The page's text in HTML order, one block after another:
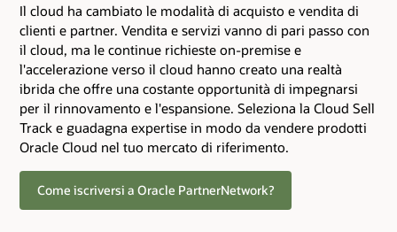
Il cloud ha cambiato le modalità di acquisto e vendita di
clienti e partner. Vendita e servizi vanno di pari passo con
il cloud, ma le continue richieste on-premise e
l'accelerazione verso il cloud hanno creato una realtà
ibrida che offre una costante opportunità di impegnarsi
per il rinnovamento e l'espansione. Seleziona la Cloud Sell
Track e guadagna expertise in modo da vendere prodotti
Oracle Cloud nel tuo mercato di riferimento.
Come iscriversi a Oracle PartnerNetwork?